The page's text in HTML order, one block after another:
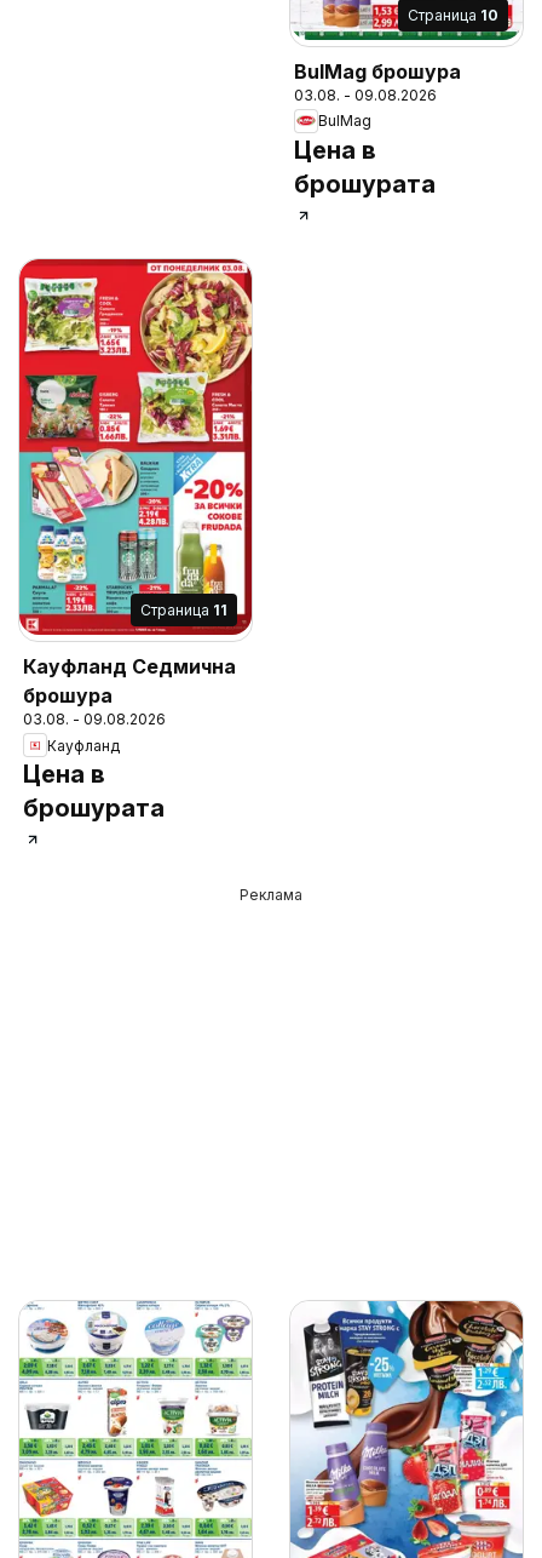
Cтраница 10
BulMag брошура
03.08. - 09.08.2026
BulMag
Цена в
брошурата
Cтраница 11
Кауфланд Седмична
брошура
03.08. - 09.08.2026
Кауфланд
Цена в
брошурата
Реклама